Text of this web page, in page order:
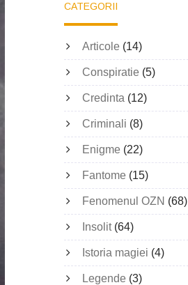
CATEGORII
Articole (14)
Conspiratie (5)
Credinta (12)
Criminali (8)
Enigme (22)
Fantome (15)
Fenomenul OZN (68)
Insolit(64)
Istoria magiei (4)
Legende (3)